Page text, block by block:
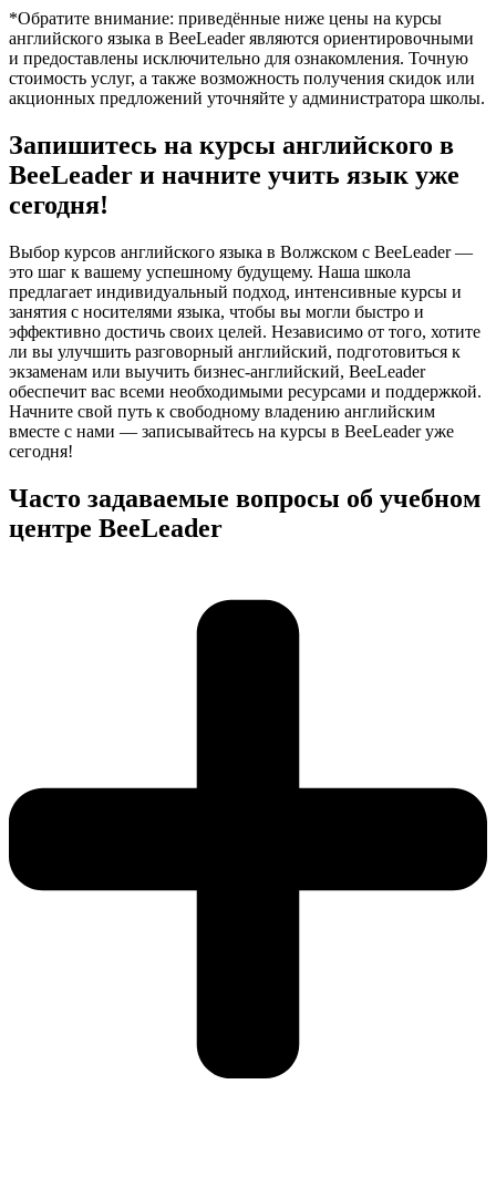
*Обратите внимание: приведённые ниже цены на курсы
английского языка в BeeLeader являются ориентировочными
и предоставлены исключительно для ознакомления. Точную
стоимость услуг, а также возможность получения скидок или
акционных предложений уточняйте у администратора школы.
Запишитесь на курсы английского в
BeeLeader и начните учить язык уже
сегодня!
Выбор курсов английского языка в Волжском с BeeLeader —
это шаг к вашему успешному будущему. Наша школа
предлагает индивидуальный подход, интенсивные курсы и
занятия с носителями языка, чтобы вы могли быстро и
эффективно достичь своих целей. Независимо от того, хотите
ли вы улучшить разговорный английский, подготовиться к
экзаменам или выучить бизнес-английский, BeeLeader
обеспечит вас всеми необходимыми ресурсами и поддержкой.
Начните свой путь к свободному владению английским
вместе с нами — записывайтесь на курсы в BeeLeader уже
сегодня!
Часто задаваемые вопросы об учебном
центре BeeLeader